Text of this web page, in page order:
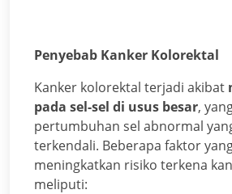
Penyebab Kanker Kolorektal
Kanker kolorektal terjadi akibat
pada sel-sel di usus besar,
pertumbuhan sel abnormal
terkendali. Beberapa faktor
meningkatkan risiko terkena
meliputi: